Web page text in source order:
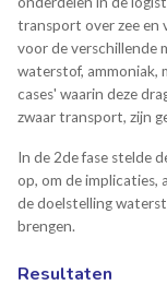
transport over zee en
voor de verschillende
waterstof, ammoniak,
cases' waarin deze
zwaar transport, zijn
In de 2de fase stelde
op, om de implicaties,
de doelstelling
brengen.
Resultaten